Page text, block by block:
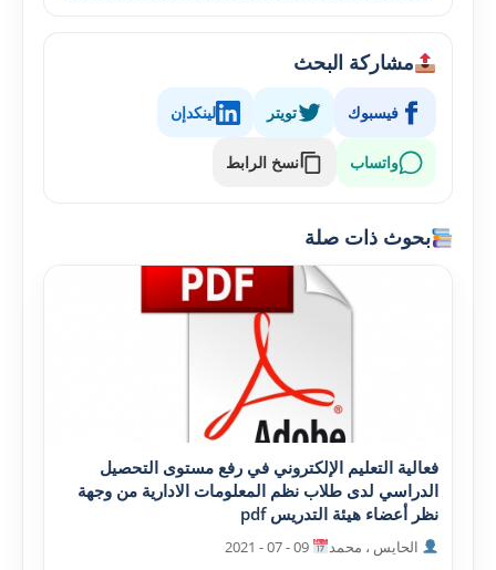
مشاركة البحث
فيسبوك تويتر لينكدإن
واتساب نسخ الرابط
بحوث ذات صلة
فعالية التعليم الإلکتروني في رفع مستوى التحصيل
الدراسي لدى طلاب نظم المعلومات الادارية من وجهة
نظر أعضاء هيئة التدريس pdf
الحايس ، محمد